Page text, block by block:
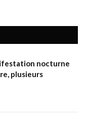
nocturne
plusieurs